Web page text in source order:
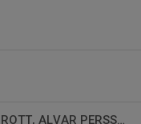
🤝🏼 | VÄLKOMMEN TILL HK DROTT, ALVAR PERSSON